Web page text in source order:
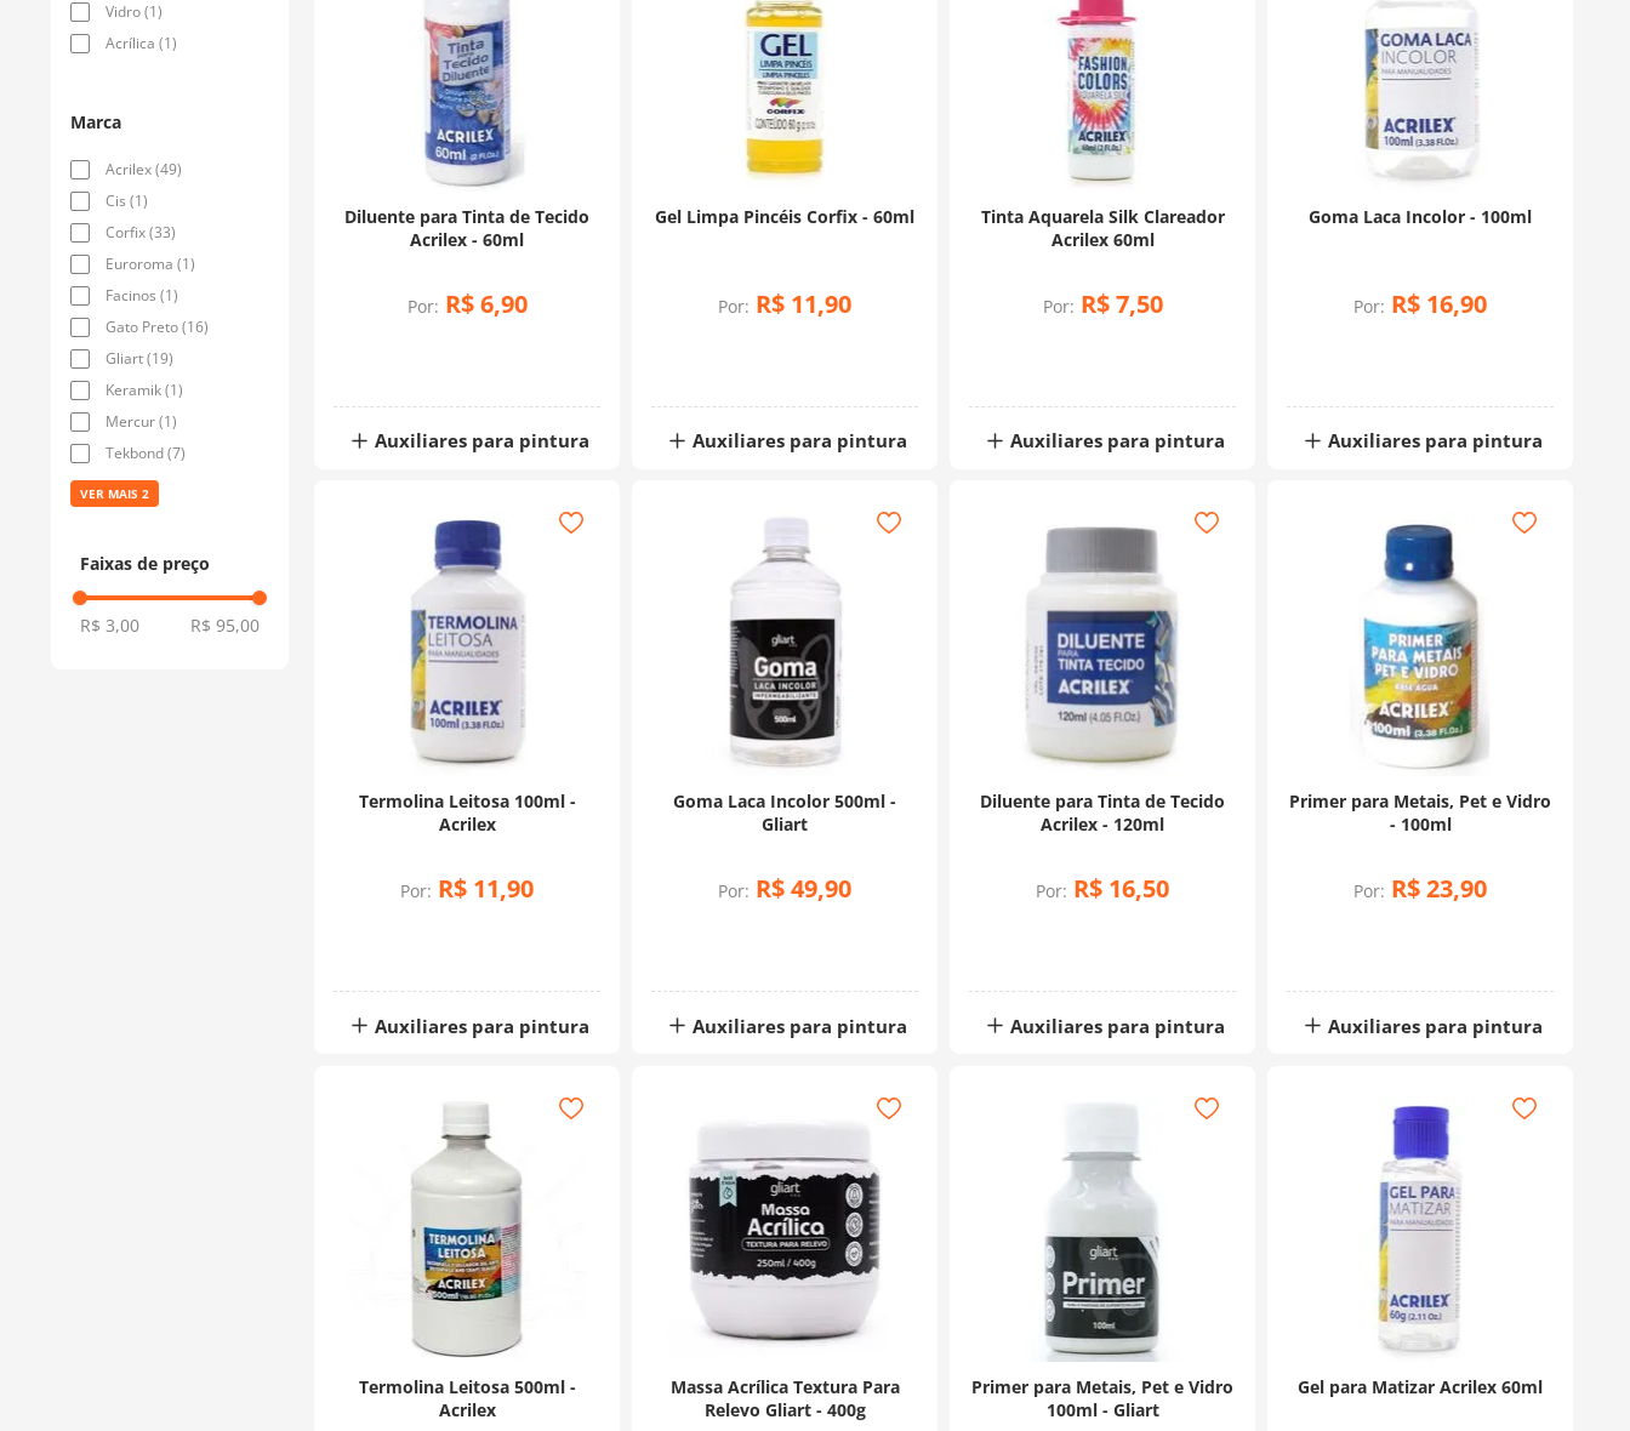
Vidro(1)
Acrílica (1)
Marca
Acrilex(49)
Cis (1)
Corfix(33)
Euroroma (1)
Facinos (1)
Gato Preto(16)
Gliart(19)
Keramik(1)
Mercur(1)
Tekbond(7)
VER MAIS 2
Faixas de preço
R$ 3,00 R$ 95,00
Diluente para Tinta de Tecido
Acrilex - 60ml
Por: R$ 6,90
Auxiliares para pintura
Gel Limpa Pincéis Corfix - 60ml
Por: R$ 11,90
Auxiliares para pintura
Tinta Aquarela Silk Clareador
Acrilex 60ml
Por: R$ 7,50
Auxiliares para pintura
Goma Laca Incolor - 100ml
Por: R$ 16,90
Auxiliares para pintura
Termolina Leitosa 100ml -
Acrilex
Por: R$ 11,90
Auxiliares para pintura
Goma Laca Incolor 500ml -
Gliart
Por: R$49,90
Auxiliares para pintura
Diluente para Tinta de Tecido
Acrilex - 120ml
Por: R$ 16,50
Auxiliares para pintura
Primer para Metais, Pet e Vidro
- 100ml
Por: R$23,90
Auxiliares para pintura
Termolina Leitosa 500ml -
Acrilex
Massa Acrílica Textura Para
Relevo Gliart - 400g
Primer para Metais, Pet e Vidro
100ml - Gliart
Gel para Matizar Acrilex 60ml